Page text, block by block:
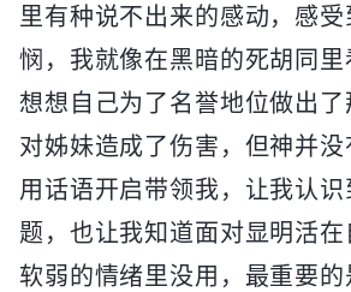
里有种说不出来的感动，感
悯，我就像在黑暗的死胡同里
想想自己为了名誉地位做出了
对姊妹造成了伤害，但神并
用话语开启带领我，让我认
题，也让我知道面对显明活
软弱的情绪里没用，最重要的